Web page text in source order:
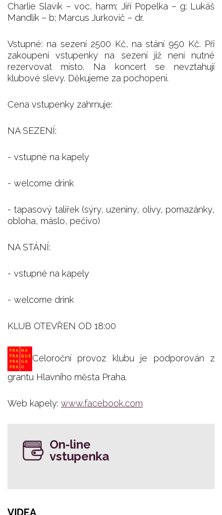
Charlie Slavík – voc, harm; Jiří Popelka – g; Lukáš
Mandlík – b; Marcus Jurkovič – dr.
Vstupné: na sezení 2500 Kč, na stání 950 Kč. Při
zakoupení vstupenky na sezení již není nutné
rezervovat místo. Na koncert se nevztahují
klubové slevy. Děkujeme za pochopení.
Cena vstupenky zahrnuje:
NA SEZENÍ:
- vstupné na kapely
- welcome drink
- tapasový talířek (sýry, uzeniny, olivy, pomazánky,
obloha, máslo, pečivo)
NA STÁNÍ:
- vstupné na kapely
- welcome drink
KLUB OTEVŘEN OD 18:00
Celoroční provoz klubu je podporován z
grantu Hlavního města Praha.
Web kapely: www.facebook.com
On-line
vstupenka
VIDEA